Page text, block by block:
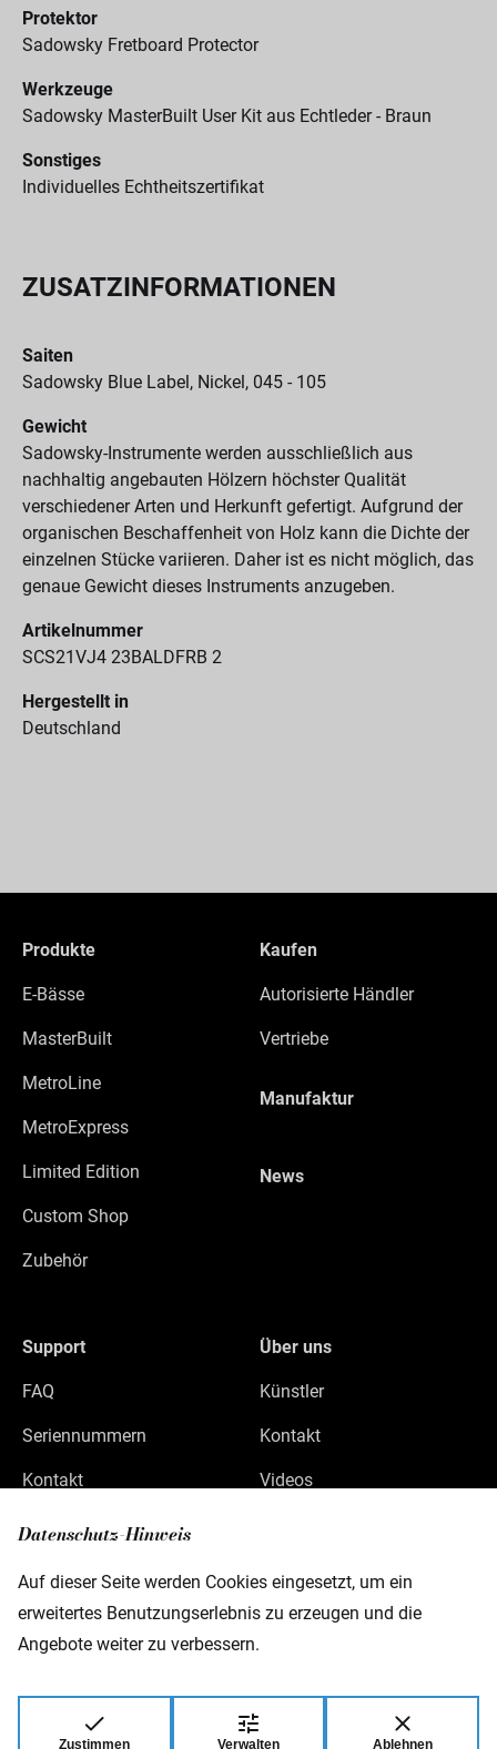
Datenschutz-Hinweis
Auf dieser Seite werden Cookies eingesetzt, um ein
erweitertes Benutzungserlebnis zu erzeugen und die
Angebote weiter zu verbessern.
Zustimmen Verwalten Ablehnen
Protektor
Sadowsky Fretboard Protector
Werkzeuge
Sadowsky MasterBuilt User Kit aus Echtleder - Braun
Sonstiges
Individuelles Echtheitszertifikat
ZUSATZINFORMATIONEN
Saiten
Sadowsky Blue Label, Nickel, 045 - 105
Gewicht
Sadowsky-Instrumente werden ausschließlich aus
nachhaltig angebauten Hölzern höchster Qualität
verschiedener Arten und Herkunft gefertigt. Aufgrund der
organischen Beschaffenheit von Holz kann die Dichte der
einzelnen Stücke variieren. Daher ist es nicht möglich, das
genaue Gewicht dieses Instruments anzugeben.
Artikelnummer
SCS21VJ4 23BALDFRB 2
Hergestellt in
Deutschland
Produkte
E-Bässe
MasterBuilt
MetroLine
MetroExpress
Limited Edition
Custom Shop
Zubehör
Kaufen
Autorisierte Händler
Vertriebe
Manufaktur
News
Support
FAQ
Seriennummern
Kontakt
Über uns
Künstler
Kontakt
Videos
Gewerbepark 46
D-08258 Markneukirchen
© 2026 Warwick GmbH & Co Music Equipment